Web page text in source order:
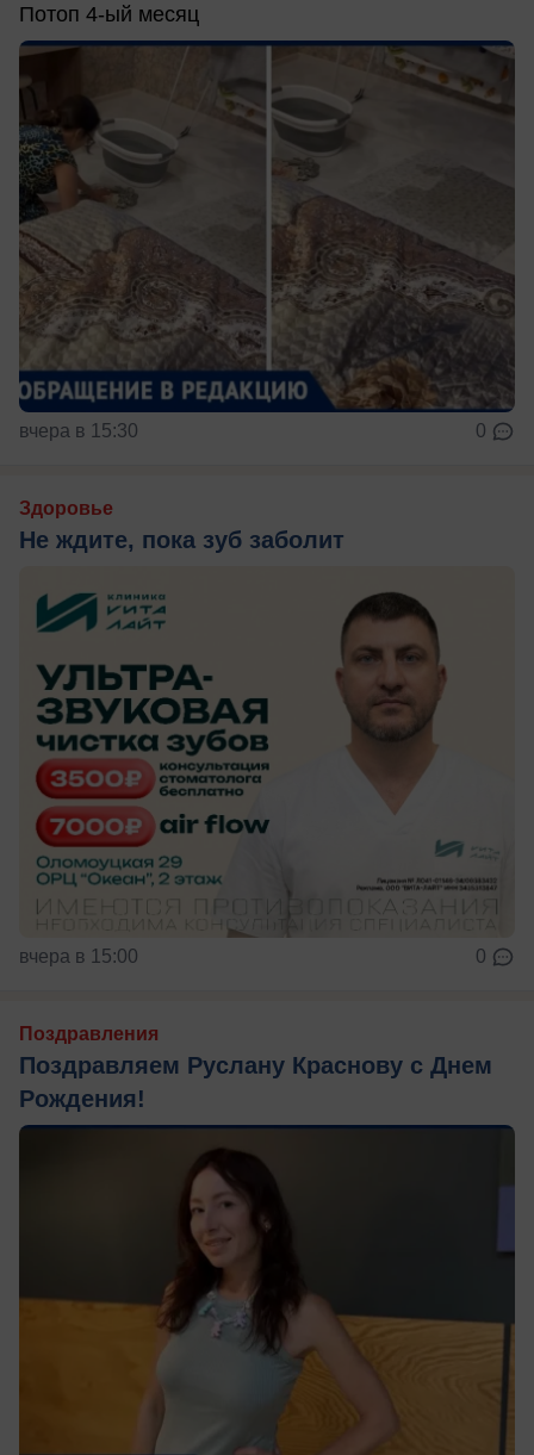
Потоп 4-ый месяц
вчера в 15:30 0
Здоровье
Не ждите, пока зуб заболит
вчера в 15:00 0
Поздравления
Поздравляем Руслану Краснову с Днем
Рождения!